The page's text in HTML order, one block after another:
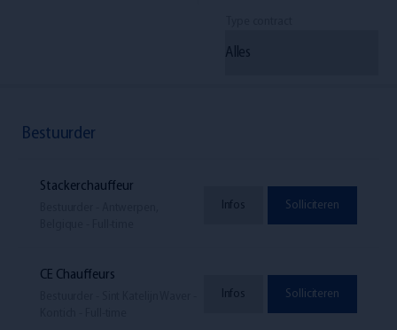
Bestuurder
Stackerchauffeur
Infos Solliciteren
CE Chauffeurs
Infos Solliciteren